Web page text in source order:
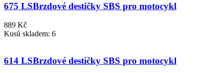
675 LSBrzdové destičky SBS pro motocykl
889 Kč
Kusů skladem: 6
614 LSBrzdové destičky SBS pro motocykl